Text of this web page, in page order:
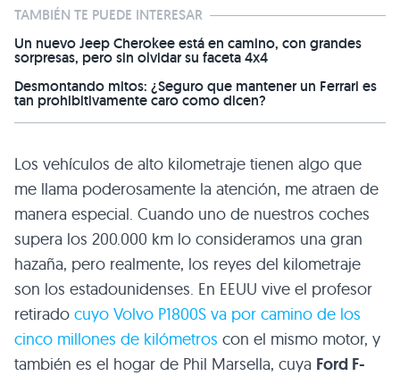
TAMBIÉN TE PUEDE INTERESAR
Un nuevo Jeep Cherokee está en camino, con grandes
sorpresas, pero sin olvidar su faceta 4x4
Desmontando mitos: ¿Seguro que mantener un Ferrari es
tan prohibitivamente caro como dicen?
Los vehículos de alto kilometraje tienen algo que
me llama poderosamente la atención, me atraen de
manera especial. Cuando uno de nuestros coches
supera los 200.000 km lo consideramos una gran
hazaña, pero realmente, los reyes del kilometraje
son los estadounidenses. En EEUU vive el profesor
retirado cuyo Volvo P1800S va por camino de los
cinco millones de kilómetros con el mismo motor, y
también es el hogar de Phil Marsella, cuya Ford F-